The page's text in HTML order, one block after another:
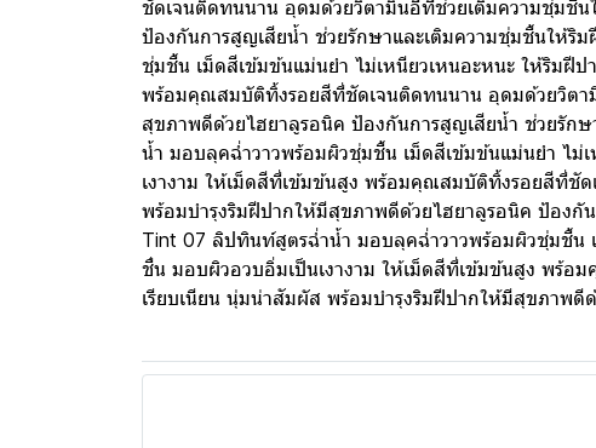
ชัดเจนติดทนนาน อุดมด้วยวิตามินอีที่ช่วยเติมความชุ่มชื้
ป้องกันการสูญเสียน้ำ ช่วยรักษาและเติมความชุ่มชื้นให้ริ
ชุ่มชื้น เม็ดสีเข้มข้นแม่นยำ ไม่เหนียวเหนอะหนะ ให้ริมฝี
พร้อมคุณสมบัติทิ้งรอยสีที่ชัดเจนติดทนนาน อุดมด้วยวิตา
สุขภาพดีด้วยไฮยาลูรอนิค ป้องกันการสูญเสียน้ำ ช่วยรัก
น้ำ มอบลุคฉ่ำวาวพร้อมผิวชุ่มชื้น เม็ดสีเข้มข้นแม่นยำ ไม่
เงางาม ให้เม็ดสีที่เข้มข้นสูง พร้อมคุณสมบัติทิ้งรอยสีที่ชั
พร้อมบำรุงริมฝีปากให้มีสุขภาพดีด้วยไฮยาลูรอนิค ป้องกั
Tint 07 ลิปทินท์สูตรฉ่ำน้ำ มอบลุคฉ่ำวาวพร้อมผิวชุ่มชื้น
ชื่น มอบผิวอวบอิ่มเป็นเงางาม ให้เม็ดสีที่เข้มข้นสูง พร้
เรียบเนียน นุ่มน่าสัมผัส พร้อมบำรุงริมฝีปากให้มีสุขภาพ